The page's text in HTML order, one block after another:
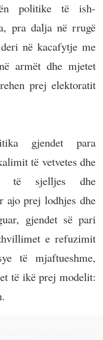
politike të ish-
pra dalja në rrugë
në kacafytje me
armët dhe mjetet
prej elektoratit
gjendet para
të vetvetes dhe
të sjelljes dhe
ajo prej lodhjes dhe
gjendet së pari
e refuzimit
të mjaftueshme,
të ikë prej modelit: